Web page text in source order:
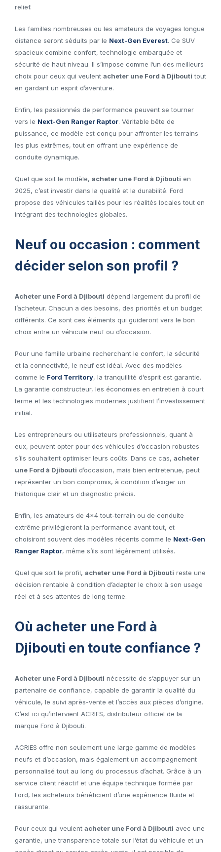
relief.
Les familles nombreuses ou les amateurs de voyages longue
distance seront séduits par le Next-Gen Everest. Ce SUV
spacieux combine confort, technologie embarquée et
sécurité de haut niveau. Il s’impose comme l’un des meilleurs
choix pour ceux qui veulent acheter une Ford à Djibouti tout
en gardant un esprit d’aventure.
Enfin, les passionnés de performance peuvent se tourner
vers le Next-Gen Ranger Raptor. Véritable bête de
puissance, ce modèle est conçu pour affronter les terrains
les plus extrêmes, tout en offrant une expérience de
conduite dynamique.
Quel que soit le modèle, acheter une Ford à Djibouti en
2025, c’est investir dans la qualité et la durabilité. Ford
propose des véhicules taillés pour les réalités locales tout en
intégrant des technologies globales.
Neuf ou occasion : comment
décider selon son profil ?
Acheter une Ford à Djibouti dépend largement du profil de
l’acheteur. Chacun a des besoins, des priorités et un budget
différents. Ce sont ces éléments qui guideront vers le bon
choix entre un véhicule neuf ou d’occasion.
Pour une famille urbaine recherchant le confort, la sécurité
et la connectivité, le neuf est idéal. Avec des modèles
comme le Ford Territory, la tranquillité d’esprit est garantie.
La garantie constructeur, les économies en entretien à court
terme et les technologies modernes justifient l’investissement
initial.
Les entrepreneurs ou utilisateurs professionnels, quant à
eux, peuvent opter pour des véhicules d’occasion robustes
s’ils souhaitent optimiser leurs coûts. Dans ce cas, acheter
une Ford à Djibouti d’occasion, mais bien entretenue, peut
représenter un bon compromis, à condition d’exiger un
historique clair et un diagnostic précis.
Enfin, les amateurs de 4×4 tout-terrain ou de conduite
extrême privilégieront la performance avant tout, et
choisiront souvent des modèles récents comme le Next-Gen
Ranger Raptor, même s’ils sont légèrement utilisés.
Quel que soit le profil, acheter une Ford à Djibouti reste une
décision rentable à condition d’adapter le choix à son usage
réel et à ses attentes de long terme.
Où acheter une Ford à
Djibouti en toute confiance ?
Acheter une Ford à Djibouti nécessite de s’appuyer sur un
partenaire de confiance, capable de garantir la qualité du
véhicule, le suivi après-vente et l’accès aux pièces d’origine.
C’est ici qu’intervient ACRIES, distributeur officiel de la
marque Ford à Djibouti.
ACRIES offre non seulement une large gamme de modèles
neufs et d’occasion, mais également un accompagnement
personnalisé tout au long du processus d’achat. Grâce à un
service client réactif et une équipe technique formée par
Ford, les acheteurs bénéficient d’une expérience fluide et
rassurante.
Pour ceux qui veulent acheter une Ford à Djibouti avec une
garantie, une transparence totale sur l’état du véhicule et un